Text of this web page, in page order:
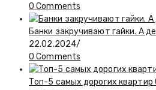
0 Comments
Банки закручивают гайки. А
22.02.2024/
0 Comments
Топ-5 самых дорогих квартир